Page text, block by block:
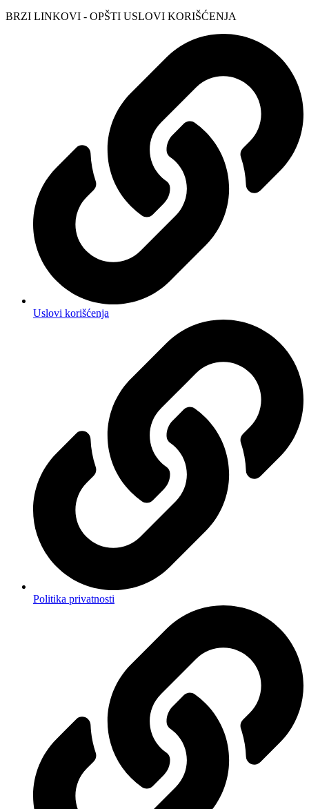
BRZI LINKOVI - OPŠTI USLOVI KORIŠĆENJA
Uslovi korišćenja
Politika privatnosti